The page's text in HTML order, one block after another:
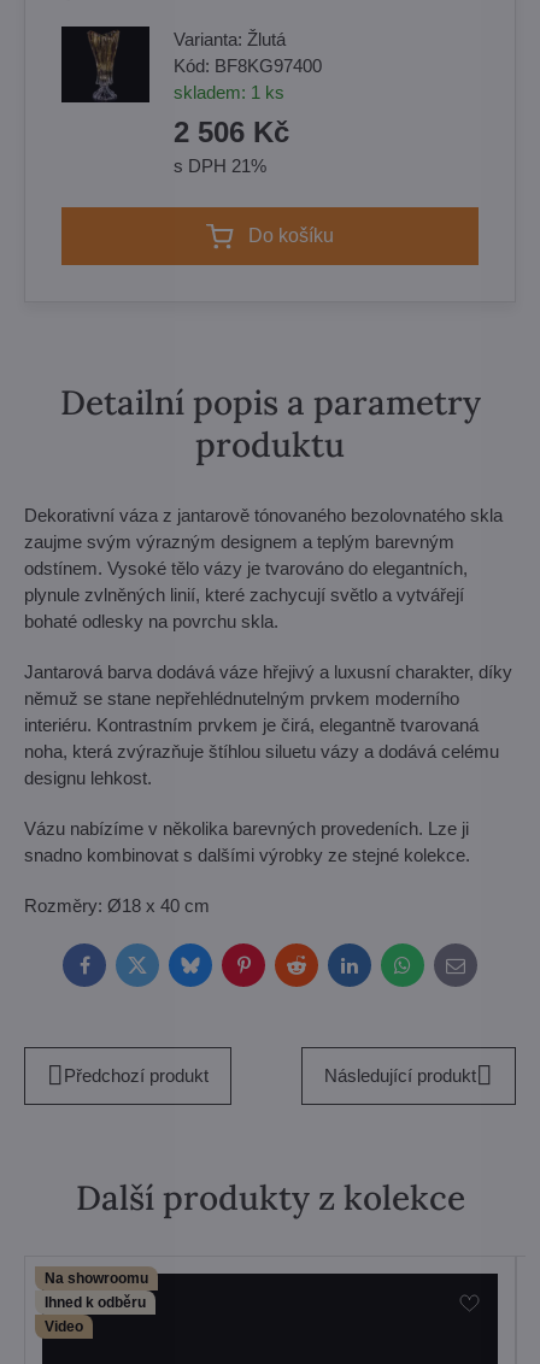
Varianta: Žlutá
Kód: BF8KG97400
skladem: 1 ks
2 506 Kč
s DPH 21%
Do košíku
Detailní popis a parametry
produktu
Dekorativní váza z jantarově tónovaného bezolovnatého skla
zaujme svým výrazným designem a teplým barevným
odstínem. Vysoké tělo vázy je tvarováno do elegantních,
plynule zvlněných linií, které zachycují světlo a vytvářejí
bohaté odlesky na povrchu skla.
Jantarová barva dodává váze hřejivý a luxusní charakter, díky
němuž se stane nepřehlédnutelným prvkem moderního
interiéru. Kontrastním prvkem je čirá, elegantně tvarovaná
noha, která zvýrazňuje štíhlou siluetu vázy a dodává celému
designu lehkost.
Vázu nabízíme v několika barevných provedeních. Lze ji
snadno kombinovat s dalšími výrobky ze stejné kolekce.
Rozměry: Ø18 x 40 cm
FacebookTwitterBlueskyPinterestRedditLinkedInWhatsApp
E-
mail
Předchozí produkt Následující produkt
Další produkty z kolekce
Na showroomu
Ihned k odběru
Video